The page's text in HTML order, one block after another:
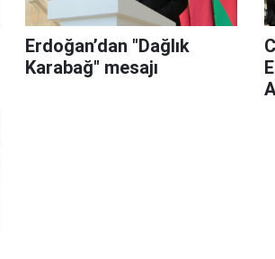
Erdoğan’dan "Dağlık
Karabağ" mesajı